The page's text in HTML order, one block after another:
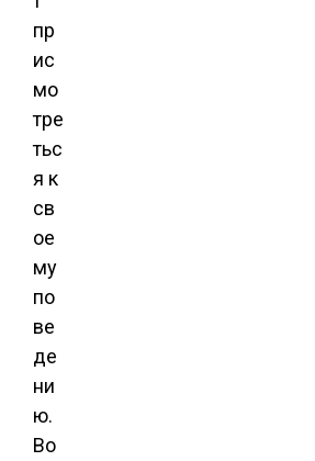
пр
ис
мо
тре
тьс
я к
св
ое
му
по
ве
де
ни
ю.
Во